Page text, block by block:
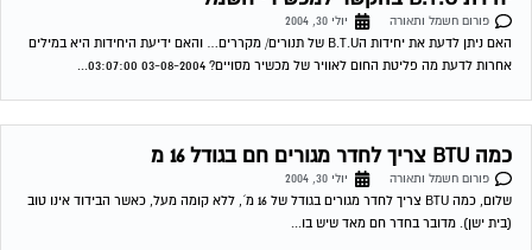
פורום חשמל ותאורה
אוגוסט 1, 2004
מה עדיף לדירה בת 4 חדרים: מזגן מיני מרכזי או מזגן בכל חדר ? מבחינת חסכון בחשמל
לאורך זמן. 03-08-2004 03:08:00 דורון טרייביש לדירת 4...
תאורת חרום
פורום חשמל ותאורה
אוגוסט 2, 2004
בבניין בו אני מתגוררת חדר המדרגות פנימי ללא חלונות. הבניין מונה 7 קומות, כאשר אתה
יוצא מהמעלית עליך לפתוח את האור כדיי לראות משהו, ברצוננו...